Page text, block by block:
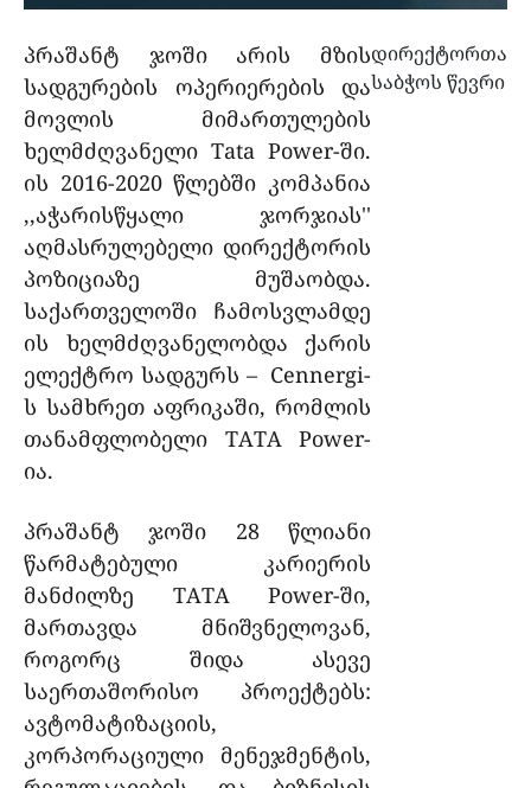
პრაშანტ ჯოში არის მზის
სადგურების ოპერიერების და
მოვლის მიმართულების
ხელმძღვანელი Tata Power-ში.
ის 2016-2020 წლებში კომპანია
,,აჭარისწყალი ჯორჯიას''
აღმასრულებელი დირექტორის
პოზიციაზე მუშაობდა.
საქართველოში ჩამოსვლამდე
ის ხელმძღვანელობდა ქარის
ელექტრო სადგურს – Cennergi-
ს სამხრეთ აფრიკაში, რომლის
თანამფლობელი TATA Power-
ია.
პრაშანტ ჯოში 28 წლიანი
წარმატებული კარიერის
მანძილზე TATA Power-ში,
მართავდა მნიშვნელოვან,
როგორც შიდა ასევე
საერთაშორისო პროექტებს:
ავტომატიზაციის,
კორპორაციული მენეჯმენტის,
დირექტორთა
საბჭოს წევრი